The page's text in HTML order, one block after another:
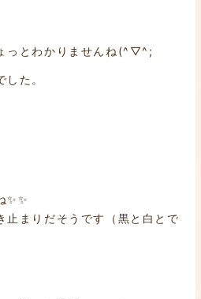
っとわかりませんね(^▽^;
た。
✨✨
止まりだそうです（黒と白とで